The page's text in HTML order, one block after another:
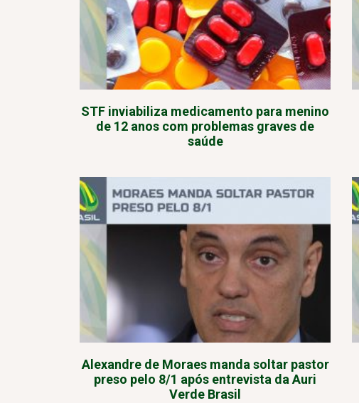
STF inviabiliza medicamento para menino
de 12 anos com problemas graves de
saúde
Alexandre de Moraes manda soltar pastor
preso pelo 8/1 após entrevista da Auri
Verde Brasil